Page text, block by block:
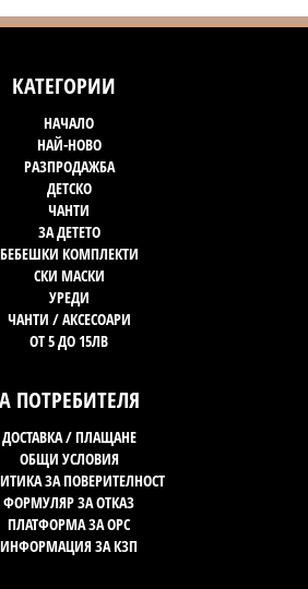
КАТЕГОРИИ
НАЧАЛО
НАЙ-НОВО
РАЗПРОДАЖБА
ДЕТСКО
ЧАНТИ
ЗА ДЕТЕТО
БЕБЕШКИ КОМПЛЕКТИ
СКИ МАСКИ
УРЕДИ
ЧАНТИ / АКСЕСОАРИ
ОТ 5 ДО 15ЛВ
ПОТРЕБИТЕЛЯ
ДОСТАВКА / ПЛАЩАНЕ
ОБЩИ УСЛОВИЯ
ЗА ПОВЕРИТЕЛНОСТ
ФОРМУЛЯР ЗА ОТКАЗ
ПЛАТФОРМА ЗА OPC
ИНФОРМАЦИЯ ЗА КЗП